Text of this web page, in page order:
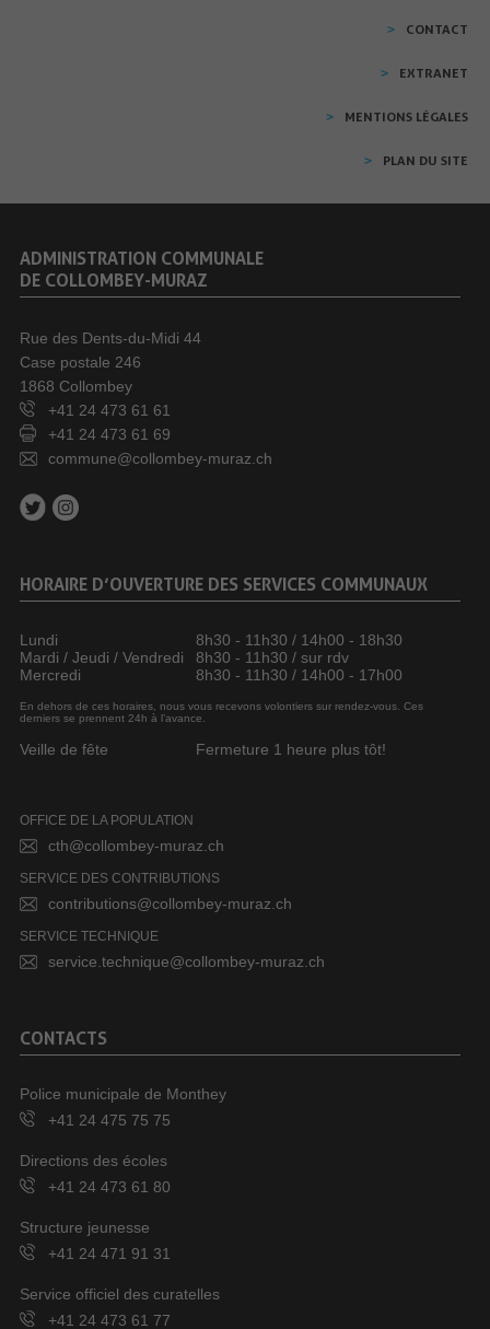
CONTACT
EXTRANET
MENTIONS LÉGALES
PLAN DU SITE
ADMINISTRATION COMMUNALE
DE COLLOMBEY-MURAZ
Rue des Dents-du-Midi 44
Case postale 246
1868 Collombey
+41 24 473 61 61
+41 24 473 61 69
commune@collombey-muraz.ch
HORAIRE D’OUVERTURE DES SERVICES COMMUNAUX
Lundi
8h30 - 11h30 / 14h00 - 18h30
Mardi / Jeudi / Vendredi
8h30 - 11h30 / sur rdv
Mercredi
8h30 - 11h30 / 14h00 - 17h00
En dehors de ces horaires, nous vous recevons volontiers sur rendez-vous. Ces
derniers se prennent 24h à l’avance.
Veille de fête Fermeture 1 heure plus tôt!
OFFICE DE LA POPULATION
cth@collombey-muraz.ch
SERVICE DES CONTRIBUTIONS
contributions@collombey-muraz.ch
SERVICE TECHNIQUE
service.technique@collombey-muraz.ch
CONTACTS
Police municipale de Monthey
+41 24 475 75 75
Directions des écoles
+41 24 473 61 80
Structure jeunesse
+41 24 471 91 31
Service officiel des curatelles
+41 24 473 61 77